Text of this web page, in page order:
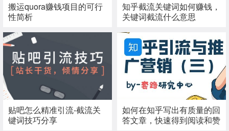
搬运quora赚钱项目的可行
性简析
知乎截流关键词如何赚钱，
关键词截流什么意思
贴吧怎么精准引流-截流关
键词技巧分享
如何在知乎写出有质量的回
答文章，快速得到阅读和赞